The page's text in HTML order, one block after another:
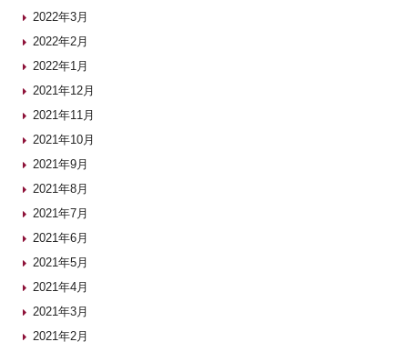
2022年3月
2022年2月
2022年1月
2021年12月
2021年11月
2021年10月
2021年9月
2021年8月
2021年7月
2021年6月
2021年5月
2021年4月
2021年3月
2021年2月